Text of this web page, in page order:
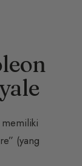
(yang